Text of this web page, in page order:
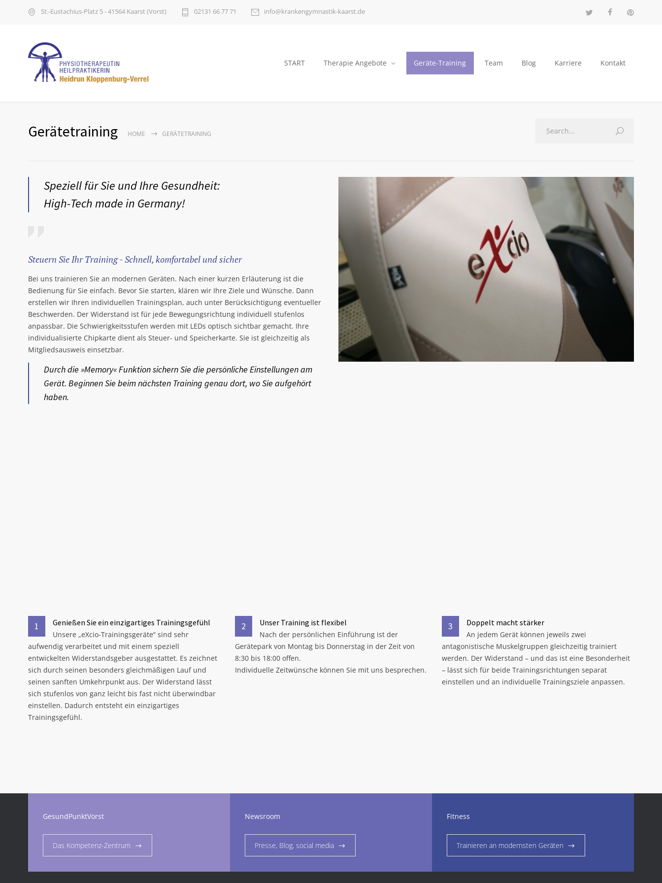
St.-Eustachius-Platz 5 - 41564 Kaarst (Vorst) 02131 66 77 71 info@krankengymnastik-kaarst.de
START Therapie Angebote Geräte-Training Team Blog Karriere Kontakt
Gerätetraining HOME GERÄTETRAINING
Speziell für Sie und Ihre Gesundheit:
High-Tech made in Germany!
Steuern Sie Ihr Training - Schnell, komfortabel und sicher
Bei uns trainieren Sie an modernen Geräten. Nach einer kurzen Erläuterung ist die
Bedienung für Sie einfach. Bevor Sie starten, klären wir Ihre Ziele und Wünsche. Dann
erstellen wir Ihren individuellen Trainingsplan, auch unter Berücksichtigung eventueller
Beschwerden. Der Widerstand ist für jede Bewegungsrichtung individuell stufenlos
anpassbar. Die Schwierigkeitsstufen werden mit LEDs optisch sichtbar gemacht. Ihre
individualisierte Chipkarte dient als Steuer- und Speicherkarte. Sie ist gleichzeitig als
Mitgliedsausweis einsetzbar.
Durch die »Memory« Funktion sichern Sie die persönliche Einstellungen am
Gerät. Beginnen Sie beim nächsten Training genau dort, wo Sie aufgehört
haben.
1 Genießen Sie ein einzigartiges Trainingsgefühl
Unsere „eXcio-Trainingsgeräte“ sind sehr
aufwendig verarbeitet und mit einem speziell
entwickelten Widerstandsgeber ausgestattet. Es zeichnet
sich durch seinen besonders gleichmäßigen Lauf und
seinen sanften Umkehrpunkt aus. Der Widerstand lässt
sich stufenlos von ganz leicht bis fast nicht überwindbar
einstellen. Dadurch entsteht ein einzigartiges
Trainingsgefühl.
2 Unser Training ist flexibel
Nach der persönlichen Einführung ist der
Gerätepark von Montag bis Donnerstag in der Zeit von
8:30 bis 18:00 offen.
Individuelle Zeitwünsche können Sie mit uns besprechen.
3 Doppelt macht stärker
An jedem Gerät können jeweils zwei
antagonistische Muskelgruppen gleichzeitig trainiert
werden. Der Widerstand – und das ist eine Besonderheit
– lässt sich für beide Trainingsrichtungen separat
einstellen und an individuelle Trainingsziele anpassen.
GesundPunktVorst
Das Kompetenz-Zentrum
Newsroom
Presse, Blog, social media
Fitness
Trainieren an modernsten Geräten